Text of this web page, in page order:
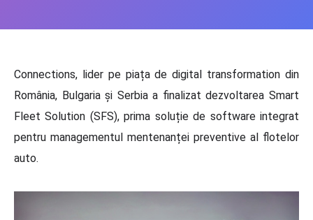
Connections, lider pe piața de digital transformation din
România, Bulgaria și Serbia a finalizat dezvoltarea Smart
Fleet Solution (SFS), prima soluție de software integrat
pentru managementul mentenanței preventive al flotelor
auto.